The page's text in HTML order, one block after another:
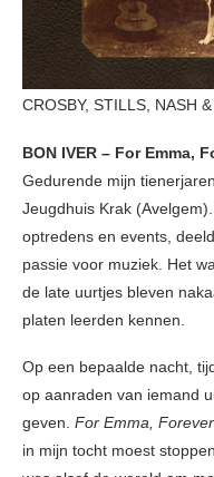
CROSBY, STILLS, NASH
BON IVER – For Emma,
Gedurende mijn
Jeugdhuis Krak
optredens en events,
passie voor muziek. Het
de late uurtjes bleven
platen leerden kennen.
Op een bepaalde nacht,
op aanraden van iemand
geven. For Emma,
in mijn tocht moest